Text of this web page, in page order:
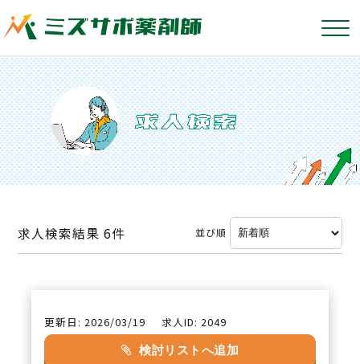
求人検索結果6件 並び順
更新日: 2026/03/19 求人ID: 2049
検討リストへ追加